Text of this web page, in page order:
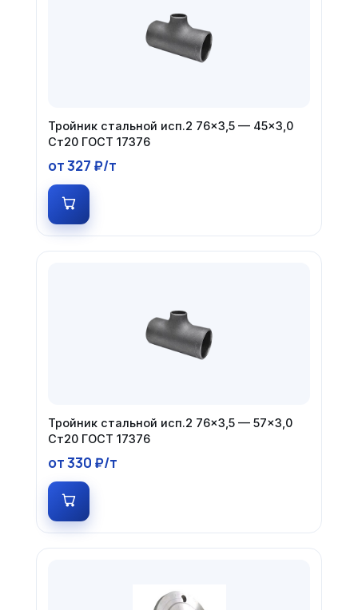
Тройник стальной исп.2 76×3,5 — 45×3,0
Ст20 ГОСТ 17376
от 327 ₽/т
Тройник стальной исп.2 76×3,5 — 57×3,0
Ст20 ГОСТ 17376
от 330 ₽/т